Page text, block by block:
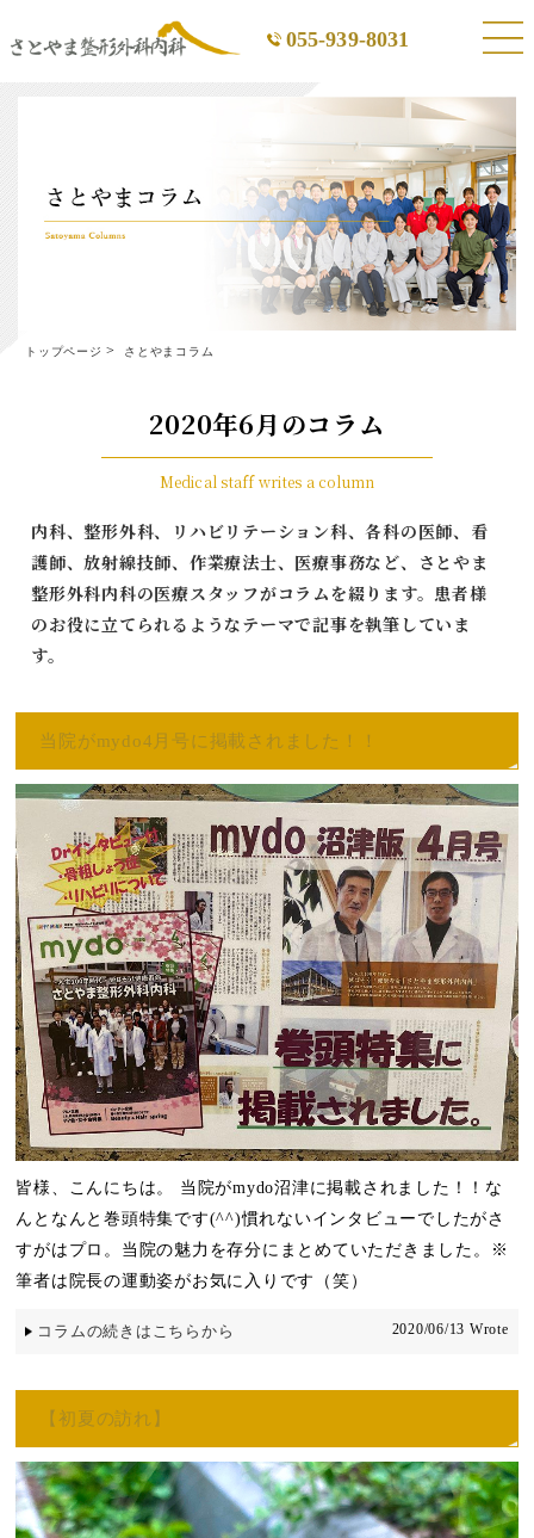
055-939-8031
トップページ さとやまコラム
2020年6月のコラム
Medical staff writes a column
内科、整形外科、リハビリテーション科、各科の医師、看
護師、放射線技師、作業療法士、医療事務など、さとやま
整形外科内科の医療スタッフがコラムを綴ります。患者様
のお役に立てられるようなテーマで記事を執筆していま
す。
当院がmydo4月号に掲載されました！！
皆様、こんにちは。 当院がmydo沼津に掲載されました！！な
んとなんと巻頭特集です(^^)慣れないインタビューでしたがさ
すがはプロ。当院の魅力を存分にまとめていただきました。※
筆者は院長の運動姿がお気に入りです（笑）
コラムの続きはこちらから 2020/06/13 Wrote
【初夏の訪れ】